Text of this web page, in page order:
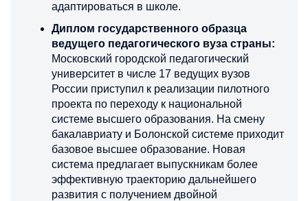
адаптироваться в школе.
Диплом государственного образца
ведущего педагогического вуза страны:
Московский городской педагогический
университет в числе 17 ведущих вузов
России приступил к реализации пилотного
проекта по переходу к национальной
системе высшего образования. На смену
бакалавриату и Болонской системе приходит
базовое высшее образование. Новая
система предлагает выпускникам более
эффективную траекторию дальнейшего
развития с получением двойной